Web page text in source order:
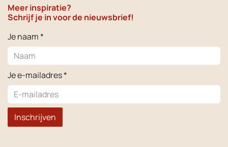
Meer inspiratie?
Schrijf je in voor de nieuwsbrief!
Je naam *
Je e-mailadres *
Inschrijven